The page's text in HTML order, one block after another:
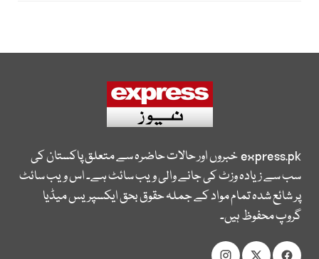
express.pkخبروں اور حالات حاضرہ سے متعلق پاکستان کی
سب سے زیادہ وزٹ کی جانے والی ویب سائٹ ہے۔ اس ویب سائٹ
پر شائع شدہ تمام مواد کے جملہ حقوق بحق ایکسپریس میڈیا
گروپ محفوظ ہیں۔